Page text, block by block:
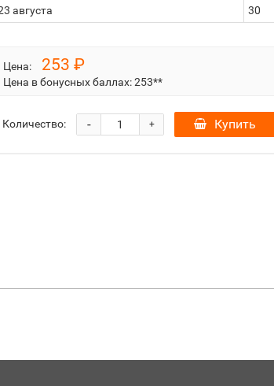
августа
30
Цена: 253 ₽
Цена в бонусных баллах:253**
Количество: +
- Купить